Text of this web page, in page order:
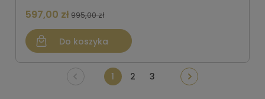
597,00 zł995,00 zł
Do koszyka
1 2 3